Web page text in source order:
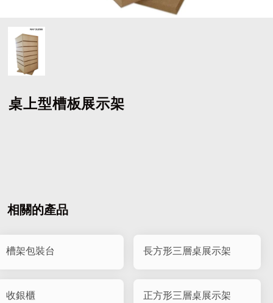
桌上型槽板展示架
相關的產品
槽架包裝台 長方形三層桌展示架
收銀櫃 正方形三層桌展示架